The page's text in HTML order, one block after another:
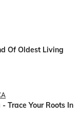
Of Oldest Living
Trace Your Roots In